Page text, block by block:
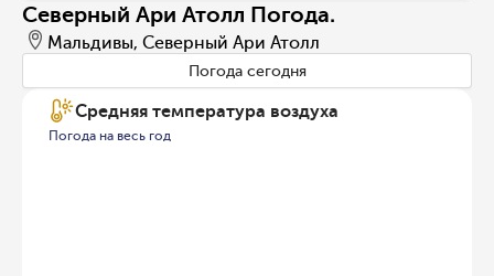
Северный Ари Атолл Погода.
Мальдивы, Северный Ари Атолл
Погода сегодня
Средняя температура воздуха
Погода на весь год